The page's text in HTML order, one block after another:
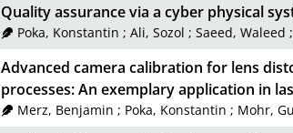
Quality assurance via a cyber physical
Poka, Konstantin ;Ali, Sozol ;Saeed, Waleed ;
Advanced camera calibration for lens
processes: An exemplary application in
Merz, Benjamin ; Poka, Konstantin ; Mohr,